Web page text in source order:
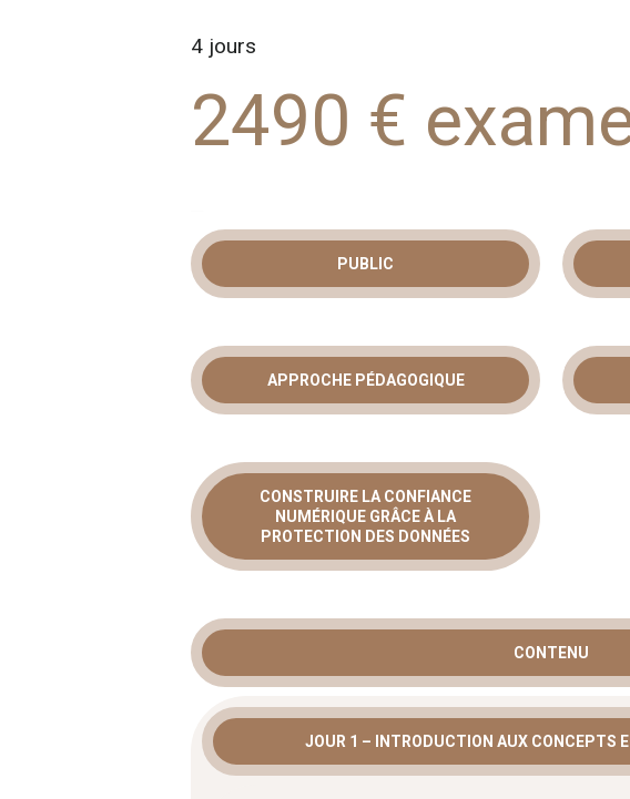
4 jours
2490 €
FORMATION
CERTIFICATION
OFFICER
La protection des données personnelles est devenue
approfondie des réglementations en vigueur.Ainsi,
accompagne pour devenir un Délégué à la Protection
stratégique.
, ce programme complet
les exigences légales et d’instaurer des mesures
organisation.
Missions opérationnelles et
PUBLIC
APPROCHE PÉDAGOGIQUE
CONSTRUIRE LA CONFIANCE
NUMÉRIQUE GRÂCE À LA
PROTECTION DES DONNÉES
CONTENU
JOUR 1 – INTRODUCTION AUX CONCEPTS